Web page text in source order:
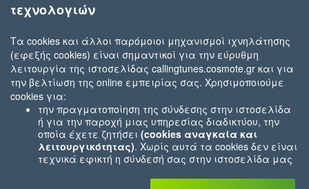
τεχνολογιών
Τα cookies και άλλοι παρόμοιοι μηχανισμοί ιχνηλάτησης
(εφεξής cookies) είναι σημαντικοί για την εύρυθμη
λειτουργία της ιστοσελίδας callingtunes.cosmote.gr και για
την βελτίωση της online εμπειρίας σας. Χρησιμοποιούμε
cookies για:
την πραγματοποίηση της σύνδεσης στην ιστοσελίδα
ή για την παροχή μιας υπηρεσίας διαδικτύου, την
οποία έχετε ζητήσει (cookies αναγκαία και
λειτουργικότητας). Χωρίς αυτά τα cookies δεν είναι
τεχνικά εφικτή η σύνδεσή σας στην ιστοσελίδα μας
που εσείς μας ζητήσατε (π.χ.cookies που αφορούν